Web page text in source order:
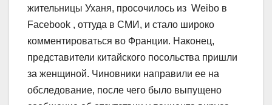
жительницы Уханя, просочилось из Weibo в
Facebook , оттуда в СМИ, и стало широко
комментироваться во Франции. Наконец,
представители китайского посольства пришли
за женщиной. Чиновники направили ее на
обследование, после чего было выпущено